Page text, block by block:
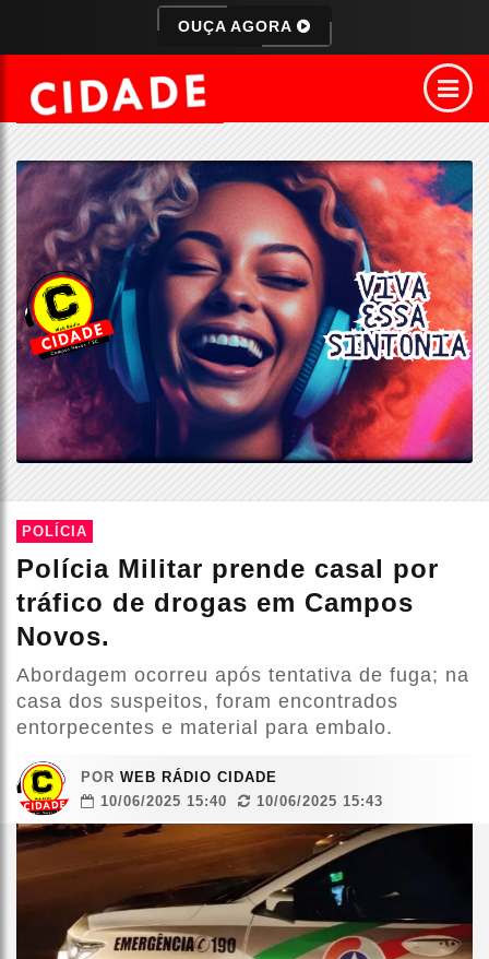
OUÇA AGORA
POLÍCIA
Polícia Militar prende casal por
tráfico de drogas em Campos
Novos.
Abordagem ocorreu após tentativa de fuga; na
casa dos suspeitos, foram encontrados
entorpecentes e material para embalo.
POR WEB RÁDIO CIDADE
10/06/2025 15:40
10/06/2025 15:43